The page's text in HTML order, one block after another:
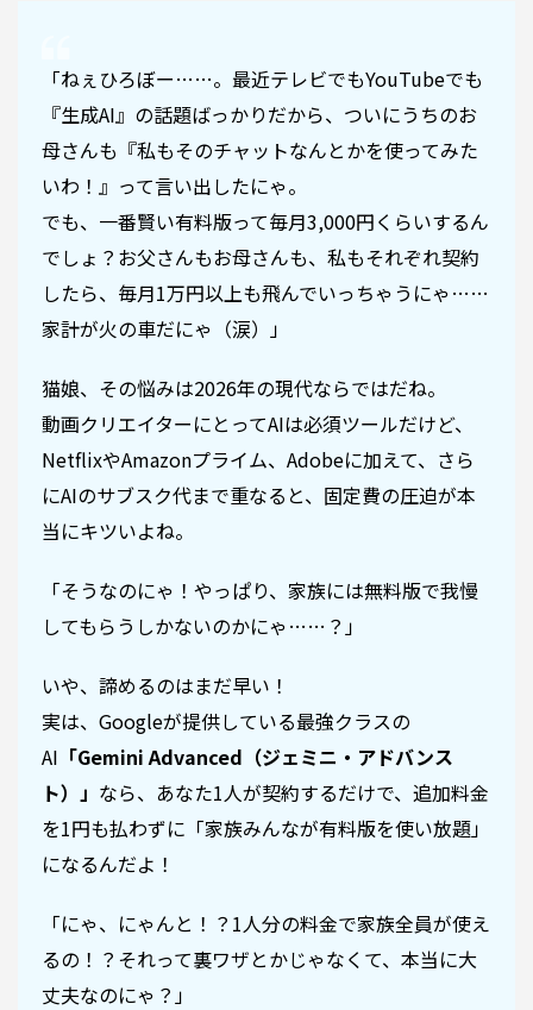
「ねぇひろぼー……。最近テレビでもYouTubeでも
『生成AI』の話題ばっかりだから、ついにうちのお
母さんも『私もそのチャットなんとかを使ってみた
いわ！』って言い出したにゃ。
でも、一番賢い有料版って毎月3,000円くらいするん
でしょ？お父さんもお母さんも、私もそれぞれ契約
したら、毎月1万円以上も飛んでいっちゃうにゃ……
家計が火の車だにゃ（涙）」
猫娘、その悩みは2026年の現代ならではだね。
動画クリエイターにとってAIは必須ツールだけど、
NetflixやAmazonプライム、Adobeに加えて、さら
にAIのサブスク代まで重なると、固定費の圧迫が本
当にキツいよね。
「そうなのにゃ！やっぱり、家族には無料版で我慢
してもらうしかないのかにゃ……？」
いや、諦めるのはまだ早い！
実は、Googleが提供している最強クラスの
AI 「Gemini Advanced（ジェミニ・アドバンス
ト）」 なら、あなた1人が契約するだけで、追加料金
を1円も払わずに「家族みんなが有料版を使い放題」
になるんだよ！
「にゃ、にゃんと！？1人分の料金で家族全員が使え
るの！？それって裏ワザとかじゃなくて、本当に大
丈夫なのにゃ？」